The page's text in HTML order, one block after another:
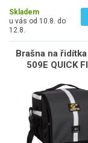
Skladem
u vás od 10.8. do
12.8.
Brašna na
509E QUICK